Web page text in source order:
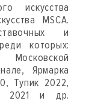
искусства
MSCA.
и
которых:
Ярмарка
Тупик 2022,
2021 и др.